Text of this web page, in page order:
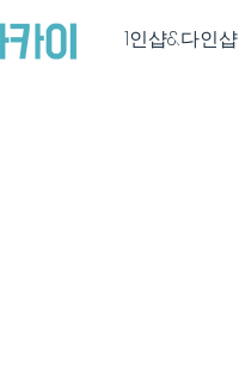
1인샵&다인샵